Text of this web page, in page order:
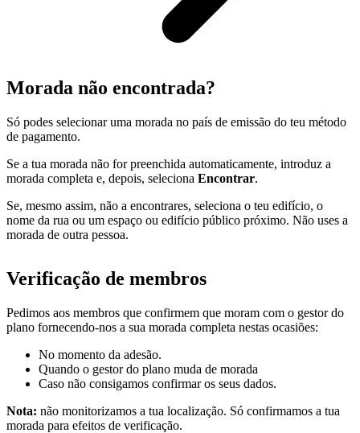
Morada não encontrada?
Só podes selecionar uma morada no país de emissão do teu método
de pagamento.
Se a tua morada não for preenchida automaticamente, introduz a
morada completa e, depois, seleciona Encontrar.
Se, mesmo assim, não a encontrares, seleciona o teu edifício, o
nome da rua ou um espaço ou edifício público próximo. Não uses a
morada de outra pessoa.
Verificação de membros
Pedimos aos membros que confirmem que moram com o gestor do
plano fornecendo-nos a sua morada completa nestas ocasiões:
No momento da adesão.
Quando o gestor do plano muda de morada
Caso não consigamos confirmar os seus dados.
Nota: não monitorizamos a tua localização. Só confirmamos a tua
morada para efeitos de verificação.